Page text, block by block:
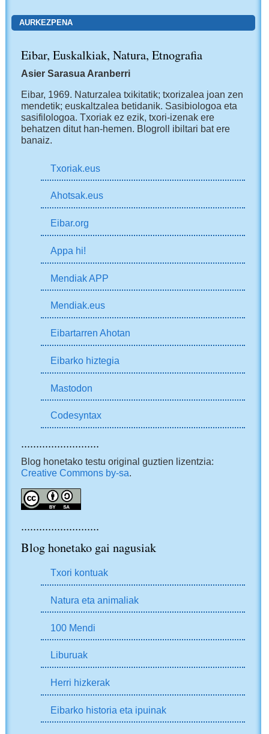
AURKEZPENA
Eibar, Euskalkiak, Natura, Etnografia
Asier Sarasua Aranberri
Eibar, 1969. Naturzalea txikitatik; txorizalea joan zen
mendetik; euskaltzalea betidanik. Sasibiologoa eta
sasifilologoa. Txoriak ez ezik, txori-izenak ere
behatzen ditut han-hemen. Blogroll ibiltari bat ere
banaiz.
Txoriak.eus
Ahotsak.eus
Eibar.org
Appa hi!
Mendiak APP
Mendiak.eus
Eibartarren Ahotan
Eibarko hiztegia
Mastodon
Codesyntax
..........................
Blog honetako testu original guztien lizentzia:
Creative Commons by-sa.
..........................
Blog honetako gai nagusiak
Txori kontuak
Natura eta animaliak
100 Mendi
Liburuak
Herri hizkerak
Eibarko historia eta ipuinak